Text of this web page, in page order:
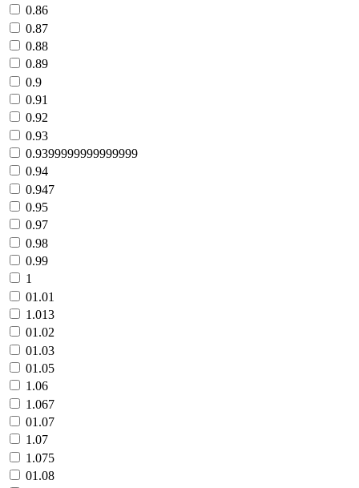
0.86
0.87
0.88
0.89
0.9
0.91
0.92
0.93
0.9399999999999999
0.94
0.947
0.95
0.97
0.98
0.99
1
01.01
1.013
01.02
01.03
01.05
1.06
1.067
01.07
1.07
1.075
01.08